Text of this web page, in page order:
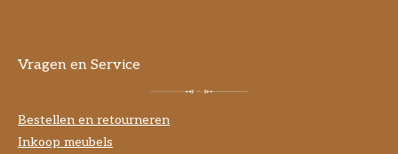
Vragen en Service
Bestellen en retourneren
Inkoop meubels